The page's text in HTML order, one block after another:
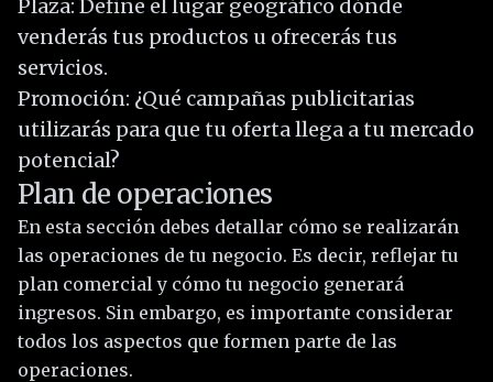
Plaza: Define el lugar geográfico dónde
venderás tus productos u ofrecerás tus
servicios.
Promoción: ¿Qué campañas publicitarias
utilizarás para que tu oferta llega a tu mercado
potencial?
Plan de operaciones
En esta sección debes detallar cómo se realizarán
las operaciones de tu negocio. Es decir, reflejar tu
plan comercial y cómo tu negocio generará
ingresos. Sin embargo, es importante considerar
todos los aspectos que formen parte de las
operaciones.